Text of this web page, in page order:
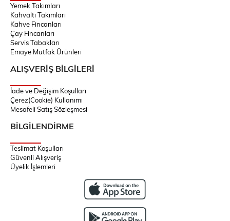
Yemek Takımları
Kahvaltı Takımları
Kahve Fincanları
Çay Fincanları
Servis Tabakları
Emaye Mutfak Ürünleri
ALIŞVERİŞ BİLGİLERİ
İade ve Değişim Koşulları
Çerez(Cookie) Kullanımı
Mesafeli Satış Sözleşmesi
BİLGİLENDİRME
Teslimat Koşulları
Güvenli Alışveriş
Üyelik İşlemleri